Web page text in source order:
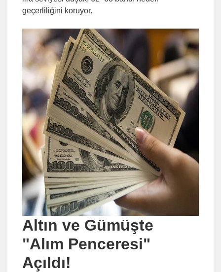
geçerliliğini koruyor.
Altın ve Gümüşte
"Alım Penceresi"
Açıldı!